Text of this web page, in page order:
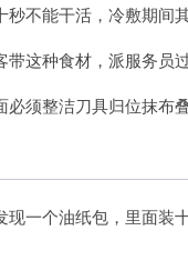
不能干活，冷敷期间
这种食材，派服务员
须整洁刀具归位抹布
一个油纸包，里面装